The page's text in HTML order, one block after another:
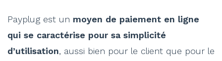
Payplug est un moyen de paiement en ligne
qui se caractérise pour sa simplicité
d’utilisation, aussi bien pour le client que pour le